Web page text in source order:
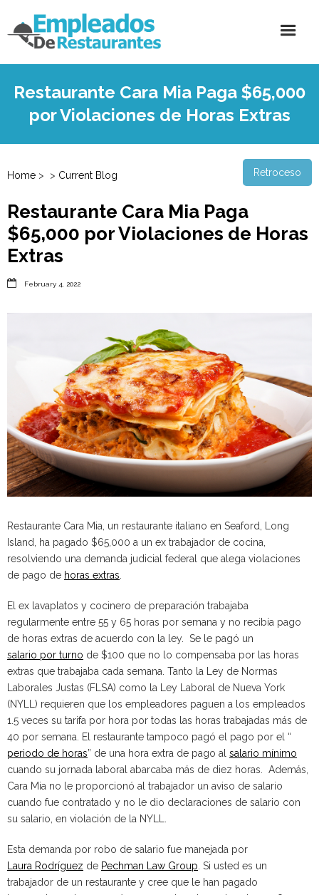
Restaurante Cara Mia Paga $65,000
por Violaciones de Horas Extras
Home > > Current Blog Retroceso
Restaurante Cara Mia Paga
$65,000 por Violaciones de Horas
Extras
 February 4, 2022
Restaurante Cara Mia, un restaurante italiano en Seaford, Long
Island, ha pagado $65,000 a un ex trabajador de cocina,
resolviendo una demanda judicial federal que alega violaciones
de pago de horas extras
El ex lavaplatos y cocinero de preparación trabajaba
regularmente entre 55 y 65 horas por semana y no recibía pago
de horas extras de acuerdo con la ley. Se le pagó un
salario por turno de $100 que no lo compensaba por las horas
extras que trabajaba cada semana. Tanto la Ley de Normas
Laborales Justas (FLSA) como la Ley Laboral de Nueva York
(NYLL) requieren que los empleadores paguen a los empleados
1.5 veces su tarifa por hora por todas las horas trabajadas más de
40 por semana. El restaurante tampoco pagó el pago por el “
periodo de horas” de una hora extra de pago al salario mínimo
cuando su jornada laboral abarcaba más de diez horas. Además,
Cara Mia no le proporcionó al trabajador un aviso de salario
cuando fue contratado y no le dio declaraciones de salario con
su salario, en violación de la NYLL.
Esta demanda por robo de salario fue manejada por
Laura Rodríguez de Pechman Law Group . Si usted es un
trabajador de un restaurante y cree que le han pagado